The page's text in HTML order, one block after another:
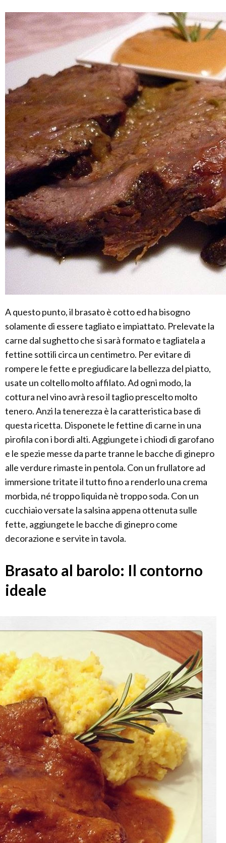
A questo punto, il brasato è cotto ed ha bisogno
solamente di essere tagliato e impiattato. Prelevate la
carne dal sughetto che si sarà formato e tagliatela a
fettine sottili circa un centimetro. Per evitare di
rompere le fette e pregiudicare la bellezza del piatto,
usate un coltello molto affilato. Ad ogni modo, la
cottura nel vino avrà reso il taglio prescelto molto
tenero. Anzi la tenerezza è la caratteristica base di
questa ricetta. Disponete le fettine di carne in una
pirofila con i bordi alti. Aggiungete i chiodi di garofano
e le spezie messe da parte tranne le bacche di ginepro
alle verdure rimaste in pentola. Con un frullatore ad
immersione tritate il tutto fino a renderlo una crema
morbida, né troppo liquida nè troppo soda. Con un
cucchiaio versate la salsina appena ottenuta sulle
fette, aggiungete le bacche di ginepro come
decorazione e servite in tavola.
Brasato al barolo: Il contorno
ideale